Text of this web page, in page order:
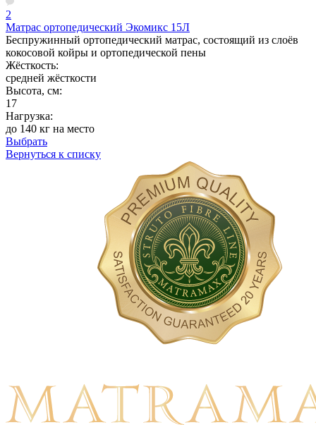
2
Матрас ортопедический Экомикс 15Л
Беспружинный ортопедический матрас, состоящий из слоёв
кокосовой койры и ортопедической пены
Жёсткость:
средней жёсткости
Высота, см:
17
Нагрузка:
до 140 кг на место
Выбрать
Вернуться к списку